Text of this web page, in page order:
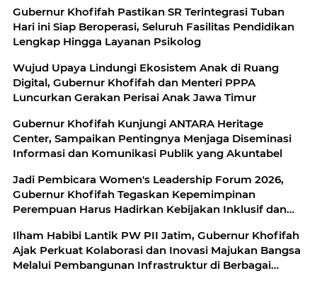
Gubernur Khofifah Pastikan SR Terintegrasi Tuban
Hari ini Siap Beroperasi, Seluruh Fasilitas Pendidikan
Lengkap Hingga Layanan Psikolog
Wujud Upaya Lindungi Ekosistem Anak di Ruang
Digital, Gubernur Khofifah dan Menteri PPPA
Luncurkan Gerakan Perisai Anak Jawa Timur
Gubernur Khofifah Kunjungi ANTARA Heritage
Center, Sampaikan Pentingnya Menjaga Diseminasi
Informasi dan Komunikasi Publik yang Akuntabel
Jadi Pembicara Women's Leadership Forum 2026,
Gubernur Khofifah Tegaskan Kepemimpinan
Perempuan Harus Hadirkan Kebijakan Inklusif dan
Ilham Habibi Lantik PW PII Jatim, Gubernur Khofifah
Ajak Perkuat Kolaborasi dan Inovasi Majukan Bangsa
Melalui Pembangunan Infrastruktur di Berbagai